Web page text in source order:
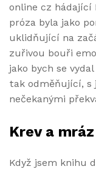
online cz hádající
próza byla jako
uklidňující na
zuřivou bouři
jako bych se
tak odměňující, s
nečekanými
Krev a
Když jsem knihu